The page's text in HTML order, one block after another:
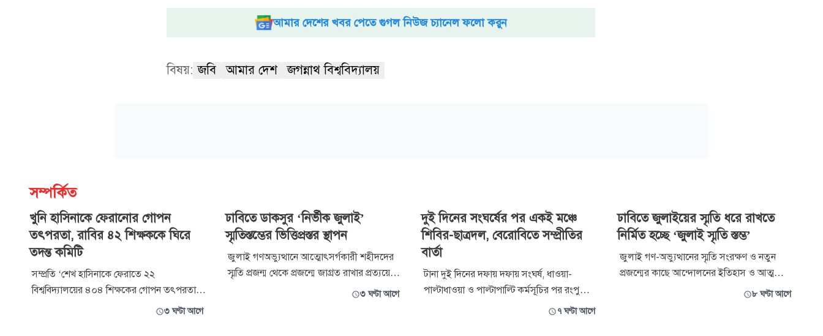
আমার দেশের খবর পেতে গুগল নিউজ চ্যানেল ফলো করুন
বিষয়: জবি আমার দেশ জগন্নাথ বিশ্ববিদ্যালয়
সম্পর্কিত
খুনি হাসিনাকে ফেরানোর গোপন
তৎপরতা, রাবির ৪২ শিক্ষককে ঘিরে
তদন্ত কমিটি
সম্প্রতি ‘শেখ হাসিনাকে ফেরাতে ২২
বিশ্ববিদ্যালয়ের ৪০৪ শিক্ষকের গোপন তৎপরতা’
শিরোনামে একটি অনুসন্ধানী প্রতিবেদন প্রকাশ
৩ ঘণ্টা আগে
ঢাবিতে ডাকসুর ‘নির্ভীক জুলাই’
স্মৃতিস্তম্ভের ভিত্তিপ্রস্তর স্থাপন
জুলাই গণঅভ্যুত্থানে আত্মোৎসর্গকারী শহীদদের
স্মৃতি প্রজন্ম থেকে প্রজন্মে জাগ্রত রাখার প্রত্যয়ে
ঢাকা বিশ্ববিদ্যালয়ে ‘নির্ভীক জুলাই’ নামে জুলাই
৩ ঘণ্টা আগে
দুই দিনের সংঘর্ষের পর একই মঞ্চে
শিবির-ছাত্রদল, বেরোবিতে সম্প্রীতির
বার্তা
টানা দুই দিনের দফায় দফায় সংঘর্ষ, ধাওয়া-
পাল্টাধাওয়া ও পাল্টাপাল্টি কর্মসূচির পর রংপুরের
বেগম রোকেয়া বিশ্ববিদ্যালয়ে (বেরোবি) জুলাই
৭ ঘণ্টা আগে
ঢাবিতে জুলাইয়ের স্মৃতি ধরে রাখতে
নির্মিত হচ্ছে ‘জুলাই স্মৃতি স্তম্ভ’
জুলাই গণ-অভ্যুত্থানের স্মৃতি সংরক্ষণ ও নতুন
প্রজন্মের কাছে আন্দোলনের ইতিহাস ও আত্মত্যাগ
তুলে ধরার লক্ষ্যে ঢাকা বিশ্ববিদ্যালয়ে ‘জুলাই
৮ ঘণ্টা আগে